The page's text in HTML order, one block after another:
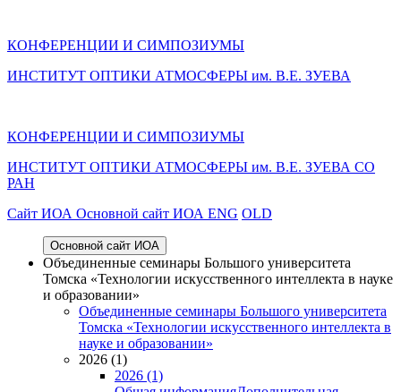
КОНФЕРЕНЦИИ И СИМПОЗИУМЫ
ИНСТИТУТ ОПТИКИ АТМОСФЕРЫ им. В.Е. ЗУЕВА
КОНФЕРЕНЦИИ И СИМПОЗИУМЫ
ИНСТИТУТ ОПТИКИ АТМОСФЕРЫ им. В.Е. ЗУЕВА СО
РАН
Cайт ИОА Основной сайт ИОА ENG OLD
Основной сайт ИОА
Объединенные семинары Большого университета
Томска «Технологии искусственного интеллекта в науке
и образовании»
Объединенные семинары Большого университета
Томска «Технологии искусственного интеллекта в
науке и образовании»
2026 (1)
2026 (1)